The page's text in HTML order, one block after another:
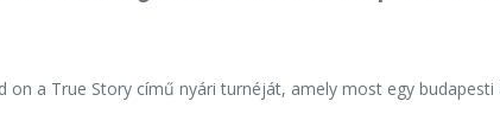
a True Story című nyári turnéját, amely most egy